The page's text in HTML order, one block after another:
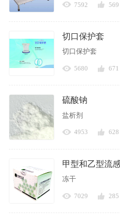
7592 569
切口保护套
切口保护套
5680 671
硫酸钠
盐析剂
4953 628
冻干
7029 285